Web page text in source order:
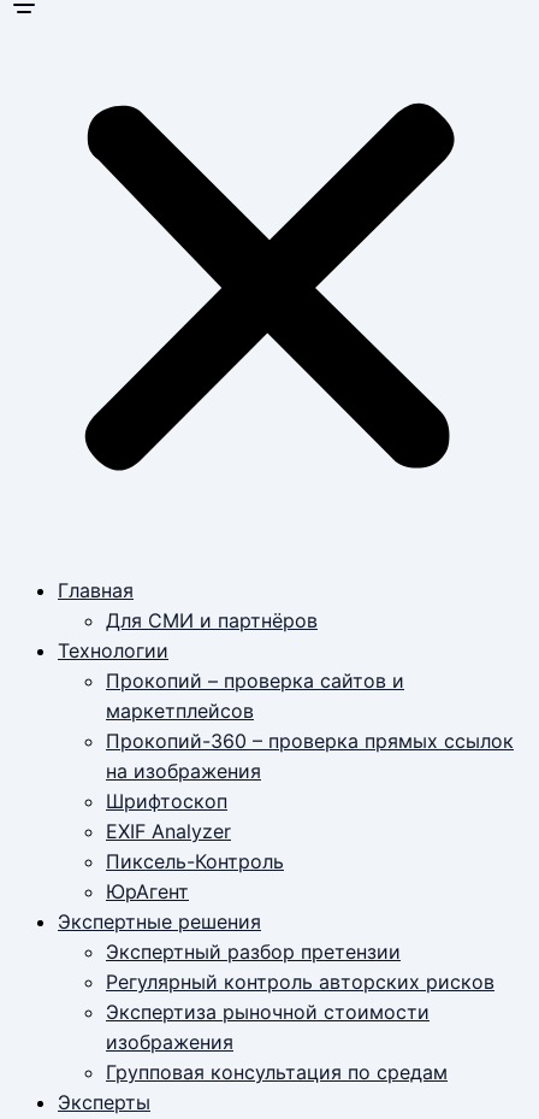
Главная
Для СМИ и партнёров
Технологии
Прокопий – проверка сайтов и
маркетплейсов
Прокопий-360 – проверка прямых ссылок
на изображения
Шрифтоскоп
EXIF Analyzer
Пиксель-Контроль
ЮрАгент
Экспертные решения
Экспертный разбор претензии
Регулярный контроль авторских рисков
Экспертиза рыночной стоимости
изображения
Групповая консультация по средам
Эксперты